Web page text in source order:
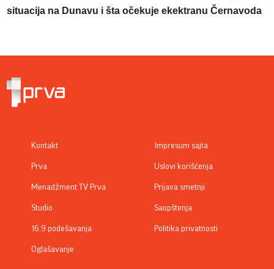
situacija na Dunavu i šta očekuje ekektranu Černavoda
Kontakt
Prva
Menadžment TV Prva
Studio
16:9 podešavanja
Oglašavanje
Impresum sajta
Uslovi korišćenja
Prijava smetnji
Saopštenja
Politika privatnosti